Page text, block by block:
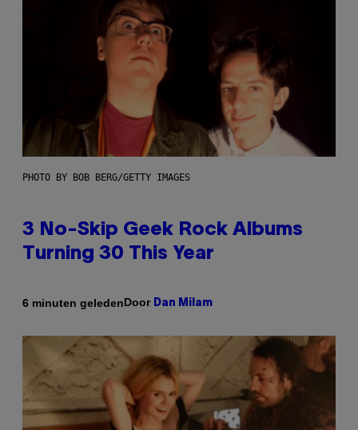
PHOTO BY BOB BERG/GETTY IMAGES
3 No-Skip Geek Rock Albums
Turning 30 This Year
6 minuten geledenDoor Dan Milam